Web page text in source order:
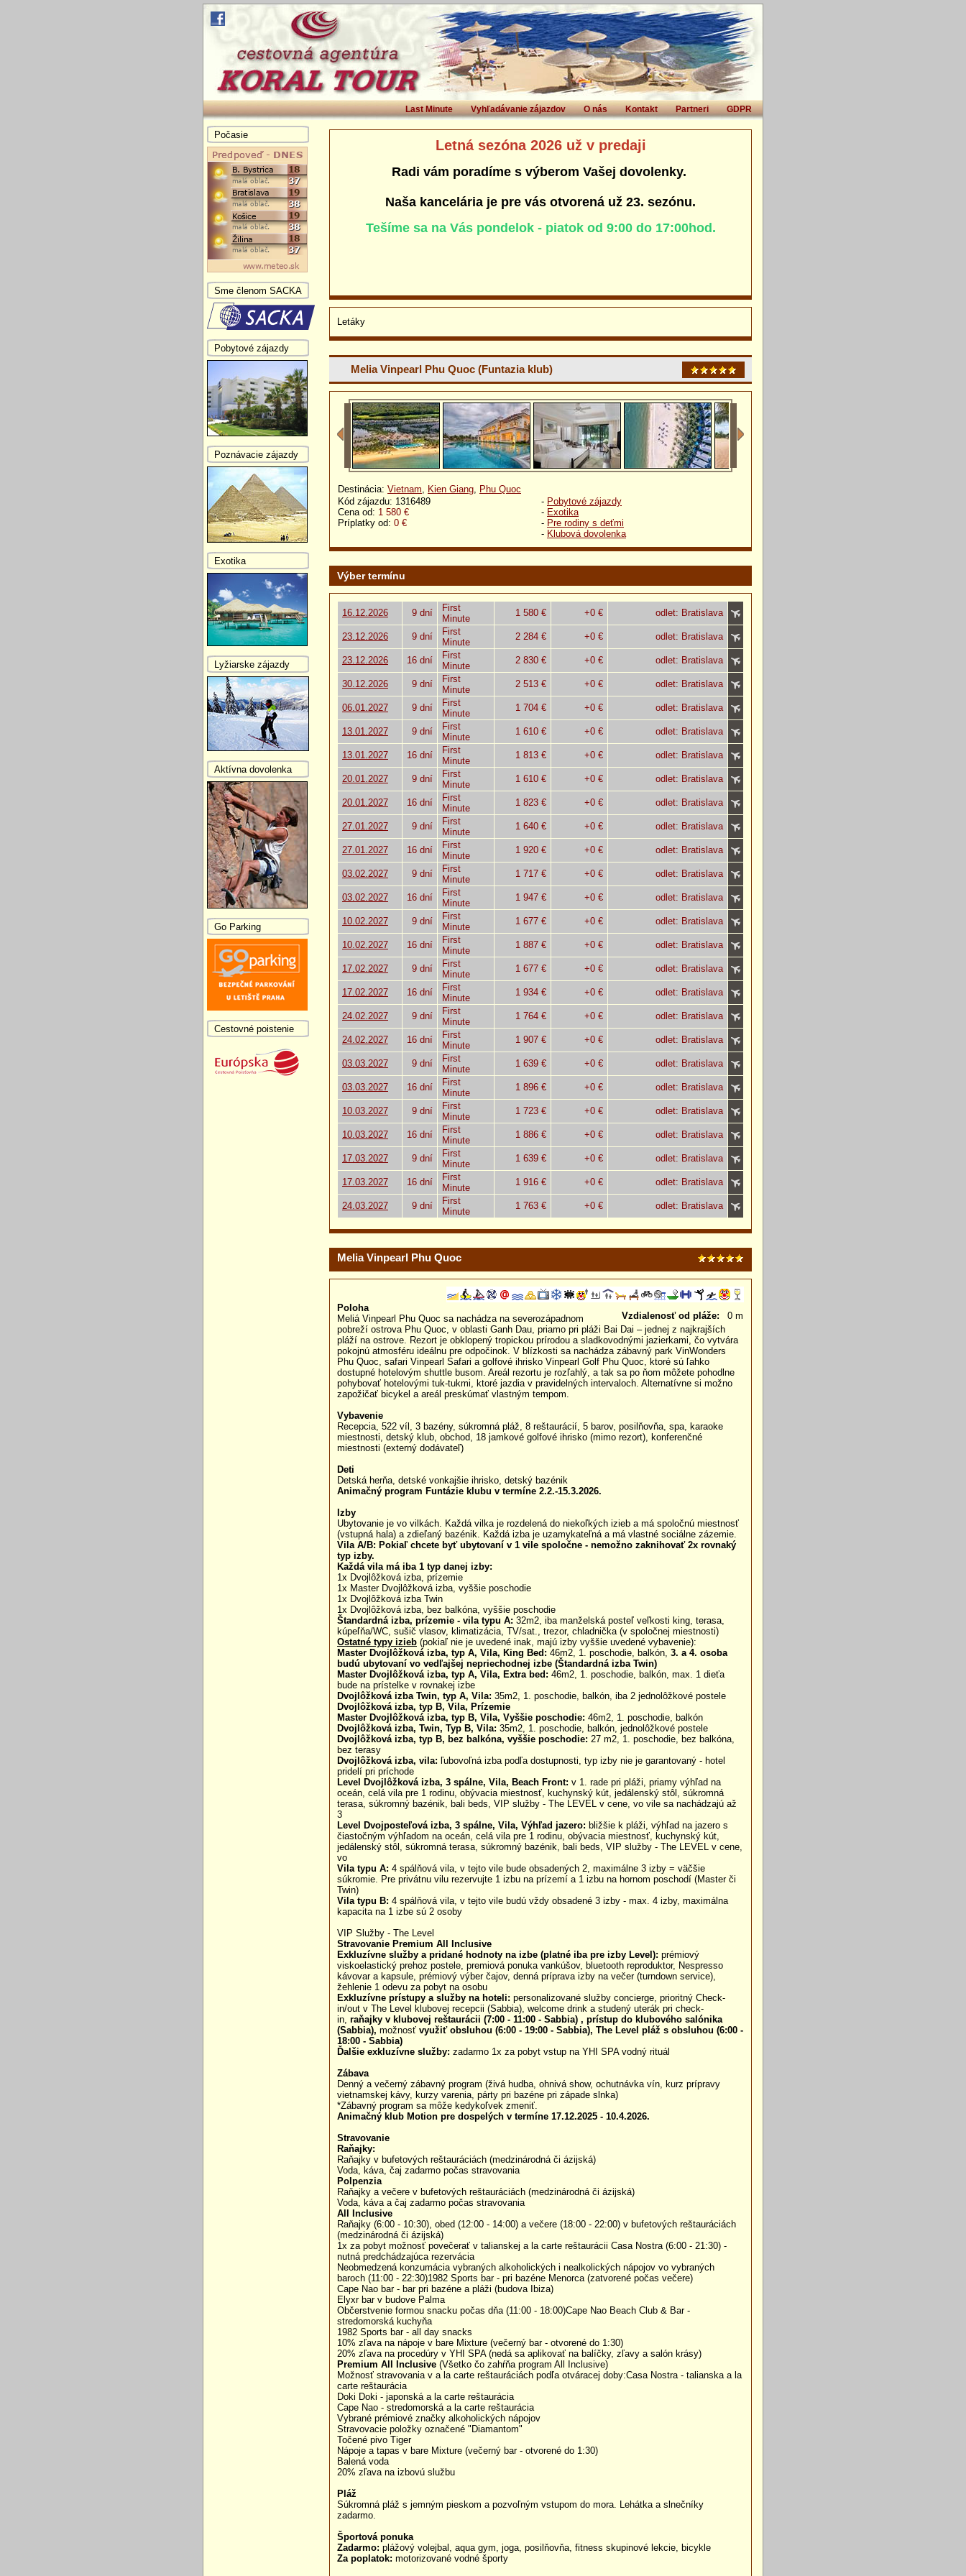
GDPR
Partneri
Kontakt
O nás
Vyhľadávanie zájazdov
Last Minute
Letná sezóna 2026 už v predaji
Radi vám poradíme s výberom Vašej dovolenky.
Naša kancelária je pre vás otvorená už 23. sezónu.
Tešíme sa na Vás pondelok - piatok od 9:00 do 17:00hod.
Letáky
Melia Vinpearl Phu Quoc (Funtazia klub)
Destinácia: Vietnam, Kien Giang, Phu Quoc
Kód zájazdu: 1316489
Cena od: 1 580 €
Príplatky od: 0 €
- Pobytové zájazdy
- Exotika
- Pre rodiny s deťmi
- Klubová dovolenka
Výber termínu
16.12.2026 9 dní
First
Minute
1 580 € +0 € odlet: Bratislava
23.12.2026 9 dní
First
Minute
2 284 € +0 € odlet: Bratislava
23.12.2026 16 dní
First
Minute
2 830 € +0 € odlet: Bratislava
30.12.2026 9 dní
First
Minute
2 513 € +0 € odlet: Bratislava
06.01.2027 9 dní
First
Minute
1 704 € +0 € odlet: Bratislava
13.01.2027 9 dní
First
Minute
1 610 € +0 € odlet: Bratislava
13.01.2027 16 dní
First
Minute
1 813 € +0 € odlet: Bratislava
20.01.2027 9 dní
First
Minute
1 610 € +0 € odlet: Bratislava
20.01.2027 16 dní
First
Minute
1 823 € +0 € odlet: Bratislava
27.01.2027 9 dní
First
Minute
1 640 € +0 € odlet: Bratislava
27.01.2027 16 dní
First
Minute
1 920 € +0 € odlet: Bratislava
03.02.2027 9 dní
First
Minute
1 717 € +0 € odlet: Bratislava
03.02.2027 16 dní
First
Minute
1 947 € +0 € odlet: Bratislava
10.02.2027 9 dní
First
Minute
1 677 € +0 € odlet: Bratislava
10.02.2027 16 dní
First
Minute
1 887 € +0 € odlet: Bratislava
17.02.2027 9 dní
First
Minute
1 677 € +0 € odlet: Bratislava
17.02.2027 16 dní
First
Minute
1 934 € +0 € odlet: Bratislava
24.02.2027 9 dní
First
Minute
1 764 € +0 € odlet: Bratislava
24.02.2027 16 dní
First
Minute
1 907 € +0 € odlet: Bratislava
03.03.2027 9 dní
First
Minute
1 639 € +0 € odlet: Bratislava
03.03.2027 16 dní
First
Minute
1 896 € +0 € odlet: Bratislava
10.03.2027 9 dní
First
Minute
1 723 € +0 € odlet: Bratislava
10.03.2027 16 dní
First
Minute
1 886 € +0 € odlet: Bratislava
17.03.2027 9 dní
First
Minute
1 639 € +0 € odlet: Bratislava
17.03.2027 16 dní
First
Minute
1 916 € +0 € odlet: Bratislava
24.03.2027 9 dní
First
Minute
1 763 € +0 € odlet: Bratislava
Melia Vinpearl Phu Quoc
Vzdialenosť od pláže: 0 m
Poloha
Meliá Vinpearl Phu Quoc sa nachádza na severozápadnom
pobreží ostrova Phu Quoc, v oblasti Ganh Dau, priamo pri pláži Bai Dai – jednej z najkrajších
pláží na ostrove. Rezort je obklopený tropickou prírodou a sladkovodnými jazierkami, čo vytvára
pokojnú atmosféru ideálnu pre odpočinok. V blízkosti sa nachádza zábavný park VinWonders
Phu Quoc, safari Vinpearl Safari a golfové ihrisko Vinpearl Golf Phu Quoc, ktoré sú ľahko
dostupné hotelovým shuttle busom. Areál rezortu je rozľahlý, a tak sa po ňom môžete pohodlne
pohybovať hotelovými tuk-tukmi, ktoré jazdia v pravidelných intervaloch. Alternatívne si možno
zapožičať bicykel a areál preskúmať vlastným tempom.
Vybavenie
Recepcia, 522 víl, 3 bazény, súkromná pláž, 8 reštaurácií, 5 barov, posilňovňa, spa, karaoke
miestnosti, detský klub, obchod, 18 jamkové golfové ihrisko (mimo rezort), konferenčné
miestnosti (externý dodávateľ)
Deti
Detská herňa, detské vonkajšie ihrisko, detský bazénik
Animačný program Funtázie klubu v termíne 2.2.-15.3.2026.
Izby
Ubytovanie je vo vilkách. Každá vilka je rozdelená do niekoľkých izieb a má spoločnú miestnosť
(vstupná hala) a zdieľaný bazénik. Každá izba je uzamykateľná a má vlastné sociálne zázemie.
Vila A/B: Pokiaľ chcete byť ubytovaní v 1 vile spoločne - nemožno zaknihovať 2x rovnaký
typ izby.
Každá vila má iba 1 typ danej izby:
1x Dvojlôžková izba, prízemie
1x Master Dvojlôžková izba, vyššie poschodie
1x Dvojlôžková izba Twin
1x Dvojlôžková izba, bez balkóna, vyššie poschodie
Štandardná izba, prízemie - vila typu A: 32m2, iba manželská posteľ veľkosti king, terasa,
kúpeľňa/WC, sušič vlasov, klimatizácia, TV/sat., trezor, chladnička (v spoločnej miestnosti)
Ostatné typy izieb (pokiaľ nie je uvedené inak, majú izby vyššie uvedené vybavenie):
Master Dvojlôžková izba, typ A, Vila, King Bed: 46m2, 1. poschodie, balkón, 3. a 4. osoba
budú ubytovaní vo vedľajšej nepriechodnej izbe (Štandardná izba Twin)
Master Dvojlôžková izba, typ A, Vila, Extra bed: 46m2, 1. poschodie, balkón, max. 1 dieťa
bude na prístelke v rovnakej izbe
Dvojlôžková izba Twin, typ A, Vila: 35m2, 1. poschodie, balkón, iba 2 jednolôžkové postele
Dvojlôžková izba, typ B, Vila, Prízemie
Master Dvojlôžková izba, typ B, Vila, Vyššie poschodie: 46m2, 1. poschodie, balkón
Dvojlôžková izba, Twin, Typ B, Vila: 35m2, 1. poschodie, balkón, jednolôžkové postele
Dvojlôžková izba, typ B, bez balkóna, vyššie poschodie: 27 m2, 1. poschodie, bez balkóna,
bez terasy
Dvojlôžková izba, vila: ľubovoľná izba podľa dostupnosti, typ izby nie je garantovaný - hotel
pridelí pri príchode
Level Dvojlôžková izba, 3 spálne, Vila, Beach Front: v 1. rade pri pláži, priamy výhľad na
oceán, celá vila pre 1 rodinu, obývacia miestnosť, kuchynský kút, jedálenský stôl, súkromná
terasa, súkromný bazénik, bali beds, VIP služby - The LEVEL v cene, vo vile sa nachádzajú až
3
Level Dvojposteľová izba, 3 spálne, Vila, Výhľad jazero: bližšie k pláži, výhľad na jazero s
čiastočným výhľadom na oceán, celá vila pre 1 rodinu, obývacia miestnosť, kuchynský kút,
jedálenský stôl, súkromná terasa, súkromný bazénik, bali beds, VIP služby - The LEVEL v cene,
vo
Vila typu A: 4 spálňová vila, v tejto vile bude obsadených 2, maximálne 3 izby = väčšie
súkromie. Pre privátnu vilu rezervujte 1 izbu na prízemí a 1 izbu na hornom poschodí (Master či
Twin)
Vila typu B: 4 spálňová vila, v tejto vile budú vždy obsadené 3 izby - max. 4 izby, maximálna
kapacita na 1 izbe sú 2 osoby
VIP Služby - The Level
Stravovanie Premium All Inclusive
Exkluzívne služby a pridané hodnoty na izbe (platné iba pre izby Level): prémiový
viskoelastický prehoz postele, premiová ponuka vankúšov, bluetooth reproduktor, Nespresso
kávovar a kapsule, prémiový výber čajov, denná príprava izby na večer (turndown service),
žehlenie 1 odevu za pobyt na osobu
Exkluzívne prístupy a služby na hoteli: personalizované služby concierge, prioritný Check-
in/out v The Level klubovej recepcii (Sabbia), welcome drink a studený uterák pri check-
in, raňajky v klubovej reštaurácii (7:00 - 11:00 - Sabbia) , prístup do klubového salónika
(Sabbia), možnosť využiť obsluhou (6:00 - 19:00 - Sabbia), The Level pláž s obsluhou (6:00 -
18:00 - Sabbia)
Ďalšie exkluzívne služby: zadarmo 1x za pobyt vstup na YHI SPA vodný rituál
Zábava
Denný a večerný zábavný program (živá hudba, ohnivá show, ochutnávka vín, kurz prípravy
vietnamskej kávy, kurzy varenia, párty pri bazéne pri západe slnka)
*Zábavný program sa môže kedykoľvek zmeniť.
Animačný klub Motion pre dospelých v termíne 17.12.2025 - 10.4.2026.
Stravovanie
Raňajky:
Raňajky v bufetových reštauráciách (medzinárodná či ázijská)
Voda, káva, čaj zadarmo počas stravovania
Polpenzia
Raňajky a večere v bufetových reštauráciách (medzinárodná či ázijská)
Voda, káva a čaj zadarmo počas stravovania
All Inclusive
Raňajky (6:00 - 10:30), obed (12:00 - 14:00) a večere (18:00 - 22:00) v bufetových reštauráciách
(medzinárodná či ázijská)
1x za pobyt možnosť povečerať v talianskej a la carte reštaurácii Casa Nostra (6:00 - 21:30) -
nutná predchádzajúca rezervácia
Neobmedzená konzumácia vybraných alkoholických i nealkolických nápojov vo vybraných
baroch (11:00 - 22:30)1982 Sports bar - pri bazéne Menorca (zatvorené počas večere)
Cape Nao bar - bar pri bazéne a pláži (budova Ibiza)
Elyxr bar v budove Palma
Občerstvenie formou snacku počas dňa (11:00 - 18:00)Cape Nao Beach Club & Bar -
stredomorská kuchyňa
1982 Sports bar - all day snacks
10% zľava na nápoje v bare Mixture (večerný bar - otvorené do 1:30)
20% zľava na procedúry v YHI SPA (nedá sa aplikovať na balíčky, zľavy a salón krásy)
Premium All Inclusive (Všetko čo zahŕňa program All Inclusive)
Možnosť stravovania v a la carte reštauráciách podľa otváracej doby:Casa Nostra - talianska a la
carte reštaurácia
Doki Doki - japonská a la carte reštaurácia
Cape Nao - stredomorská a la carte reštaurácia
Vybrané prémiové značky alkoholických nápojov
Stravovacie položky označené "Diamantom"
Točené pivo Tiger
Nápoje a tapas v bare Mixture (večerný bar - otvorené do 1:30)
Balená voda
20% zľava na izbovú službu
Pláž
Súkromná pláž s jemným pieskom a pozvoľným vstupom do mora. Lehátka a slnečníky
zadarmo.
Športová ponuka
Zadarmo: plážový volejbal, aqua gym, joga, posilňovňa, fitness skupinové lekcie, bicykle
Za poplatok: motorizované vodné športy
Počasie
Sme členom SACKA
Pobytové zájazdy
Poznávacie zájazdy
Exotika
Lyžiarske zájazdy
Aktívna dovolenka
Go Parking
Cestovné poistenie